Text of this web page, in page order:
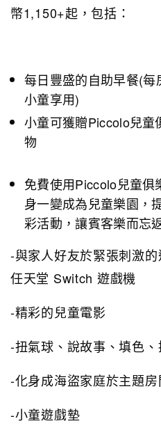
幣1,150+起，包括：
每日豐盛的自助早餐(
小童
小童可獲贈Piccolo兒童
免費使用Piccolo兒童
身一變成為兒童樂園，
彩活動，讓賓客樂而忘
-與家人好友於緊張刺激
任天堂 Switch 遊戲機
-精彩的兒童電影
-扭氣球、說故事、填色
-化身成海盜家庭於主題
-小童遊戲墊